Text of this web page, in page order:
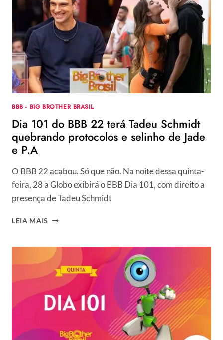
A
SINCERONA”
E
DETONA
VITÓRIA
DE
ARTHUR
EM
“NÃO
MERECIA”
BBB - BIG BROTHER BRASIL
Dia 101 do BBB 22 terá Tadeu Schmidt
quebrando protocolos e selinho de Jade
e P.A
O BBB 22 acabou. Só que não. Na noite dessa quinta-
feira, 28 a Globo exibirá o BBB Dia 101, com direito a
presença de Tadeu Schmidt
LEIA MAIS DIA
BBB
22
TERÁ
TADEU
SCHMIDT
QUEBRANDO
PROTOCOLOS
SELINHO